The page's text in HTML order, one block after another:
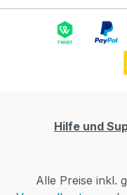
Hilfe und
Alle Preise inkl.